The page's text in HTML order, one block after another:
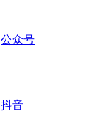
公众号
抖音